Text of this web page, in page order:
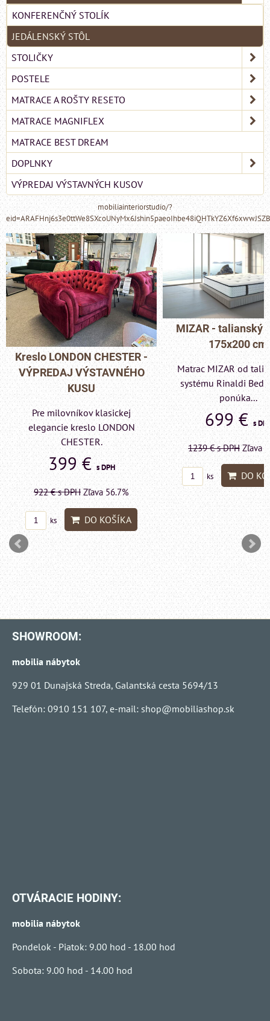
KONFERENČNÝ STOLÍK
JEDÁLENSKÝ STÔL
STOLIČKY
POSTELE
MATRACE A ROŠTY RESETO
MATRACE MAGNIFLEX
MATRACE BEST DREAM
DOPLNKY
VÝPREDAJ VÝSTAVNÝCH KUSOV
mobiliainteriorstudio/?
MIZAR - talianský matrac
175x200 cm
Matrac MIZAR od talianskeho
systému Rinaldi Bed System
ponúka...
699 €s DPH
1239 €s DPH Zľava 43.6%
ks DO KOŠÍKA
Pohovka LONDON
- VÝPREDAJ
KUSU
Pre milovníkov
elegancie kreslo a
LONDON
599 €s
1415 €s DPH Zľava
ks DO
SHOWROOM:
mobilia nábytok
929 01 Dunajská Streda, Galantská cesta 5694/13
Telefón: 0910 151 107, e-mail: shop@mobiliashop.sk
OTVÁRACIE HODINY:
mobilia nábytok
Pondelok - Piatok: 9.00 hod - 18.00 hod
Sobota: 9.00 hod - 14.00 hod